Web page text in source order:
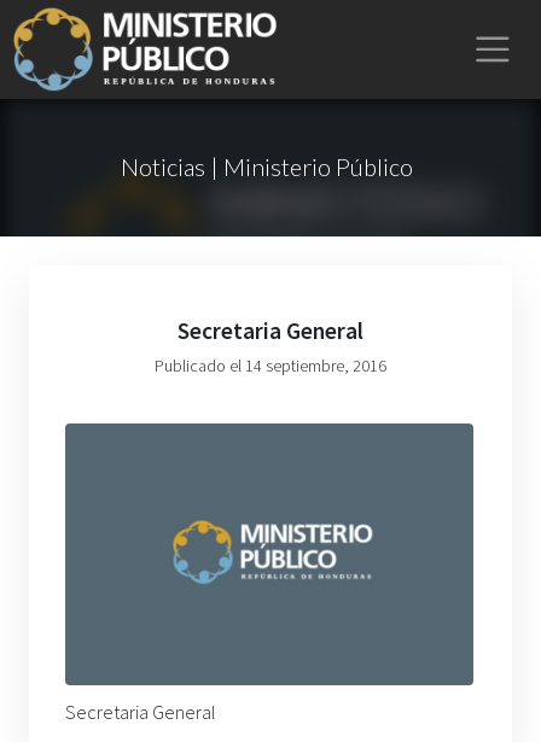
Noticias | Ministerio Público
Secretaria General
Publicado el 14 septiembre, 2016
Secretaria General